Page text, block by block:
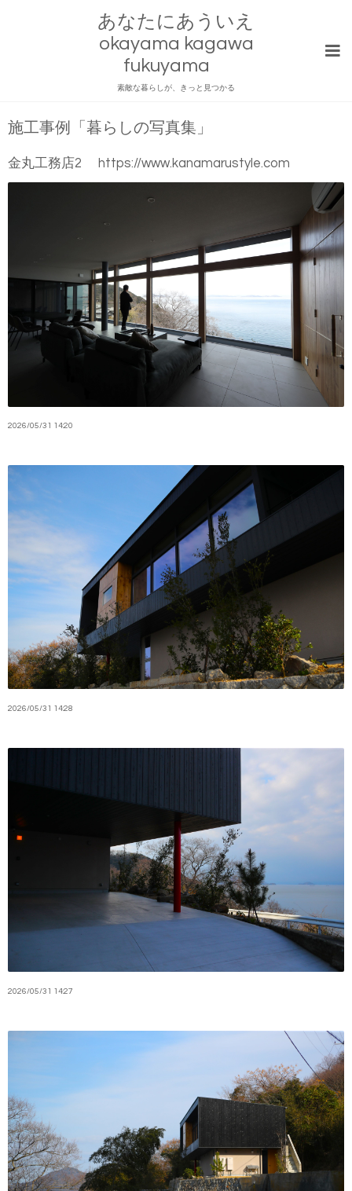
あなたにあういえ
okayama kagawa
fukuyama
素敵な暮らしが、きっと見つかる
施工事例「暮らしの写真集」
金丸工務店2 https://www.kanamarustyle.com
2026/05/31 14:20
2026/05/31 14:28
2026/05/31 14:27